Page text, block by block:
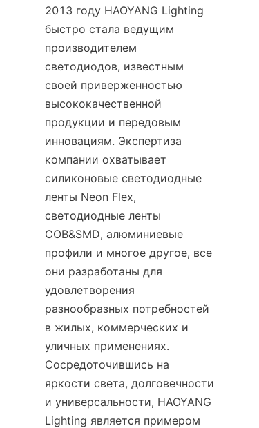
2013 году HAOYANG Lighting
быстро стала ведущим
производителем
светодиодов, известным
своей приверженностью
высококачественной
продукции и передовым
инновациям. Экспертиза
компании охватывает
силиконовые светодиодные
ленты Neon Flex,
светодиодные ленты
COB&SMD, алюминиевые
профили и многое другое, все
они разработаны для
удовлетворения
разнообразных потребностей
в жилых, коммерческих и
уличных применениях.
Сосредоточившись на
яркости света, долговечности
и универсальности, HAOYANG
Lighting является примером